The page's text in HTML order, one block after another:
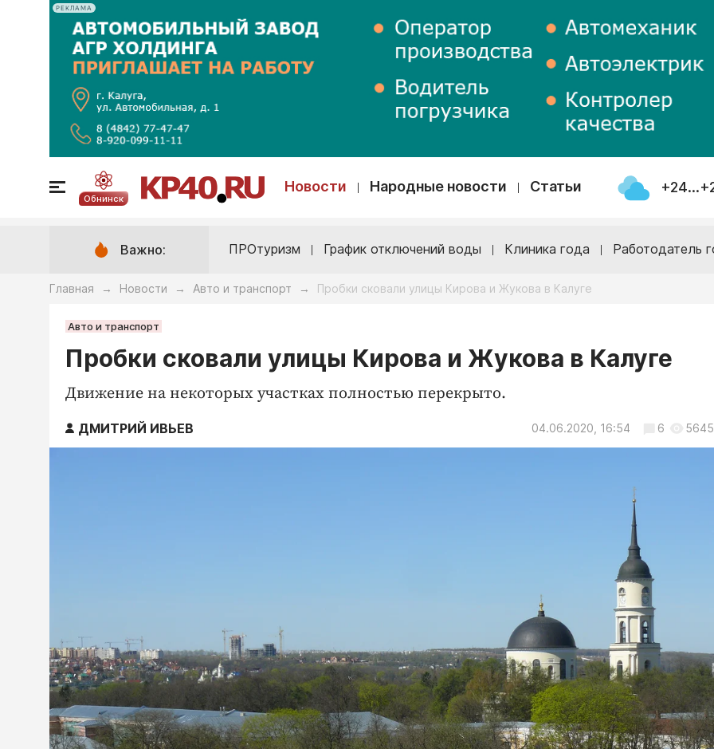
РЕКЛАМА
Обнинск
Новости Народные новости Статьи
Важно: ПРОтуризм График отключений воды Клиника года Работодатель
Главная → Новости → Авто и транспорт → Пробки сковали улицы Кирова и Жукова в Калуге
Авто и транспорт
Пробки сковали улицы Кирова и Жукова в Калуге
Движение на некоторых участках полностью перекрыто.
ДМИТРИЙ ИВЬЕВ 04.06.2020, 16:54 6 5645